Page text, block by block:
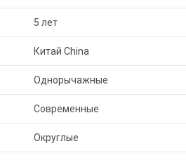
5 лет
Китай China
Однорычажные
Современные
Округлые